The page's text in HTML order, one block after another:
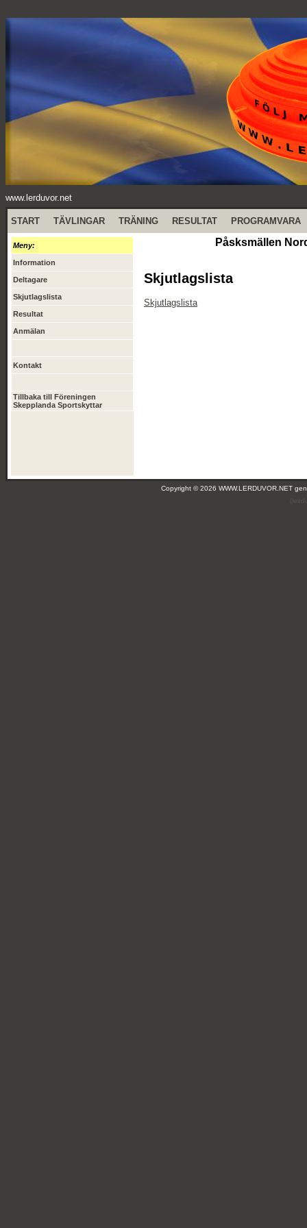
www.lerduvor.net
START TÄVLINGAR TRÄNING RESULTAT PROGRAMVARA
Meny:
Information
Deltagare
Skjutlagslista
Resultat
Anmälan
Kontakt
Tillbaka till Föreningen
Skepplanda Sportskyttar
Påsksmällen
Skjutlagslista
Skjutlagslista
Copyright © 2026 WWW.LERDUVOR.NET